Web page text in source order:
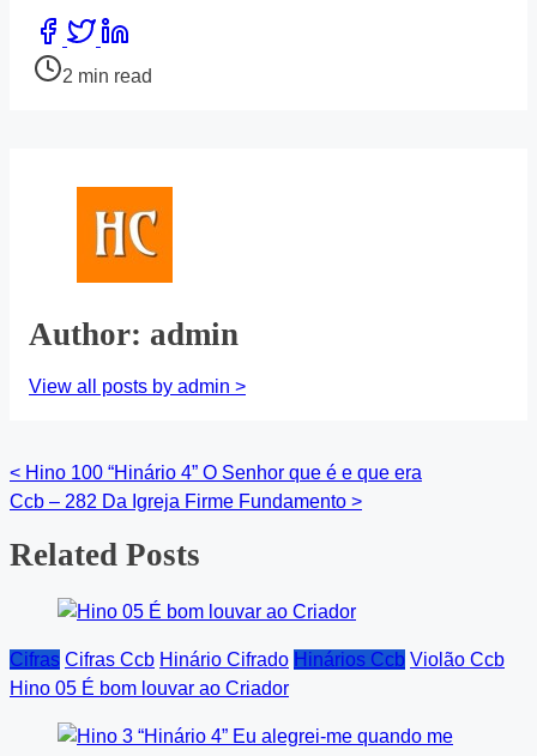
Share
this
post
Post2 min read
Author: admin
View all posts by admin >
Posts
< Hino 100 “Hinário 4” O Senhor que é e que era
Ccb – 282 Da Igreja Firme Fundamento >
Related Posts
Cifras Cifras Ccb Hinário Cifrado Hinários Ccb Violão Ccb
Hino 05 É bom louvar ao Criador